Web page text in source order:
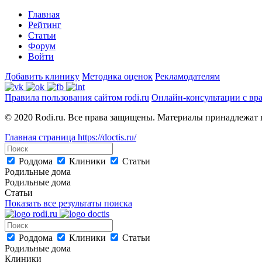
Главная
Рейтинг
Статьи
Форум
Войти
Добавить клинику Методика оценок Рекламодателям
Правила пользования сайтом rodi.ru Онлайн-консультации с
© 2020 Rodi.ru. Все права защищены. Материалы принадлежат
Главная страница https://doctis.ru/
Роддома Клиники
Статьи
Родильные дома
Родильные дома
Статьи
Показать все результаты поиска
Роддома Клиники
Статьи
Родильные дома
Клиники